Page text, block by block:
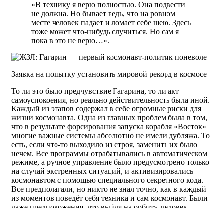
«В технику я верю полностью. Она подвести
не должна. Но бывает ведь, что на ровном
месте человек падает и ломает себе шею. Здесь
тоже может что-нибудь случиться. Но сам я
пока в это не верю…».
Заявка на попытку установить мировой рекорд в космосе
То ли это было предчувствие Гагарина, то ли акт
самоуспокоения, но реально действительность была иной.
Каждый из этапов содержал в себе огромные риски для
жизни космонавта. Одна из главных проблем была в том,
что в результате форсирования запуска корабля «Восток»
многие важные системы абсолютно не имели дубляжа. То
есть, если что-то выходило из строя, заменить их было
нечем. Все программы отрабатывались в автоматическом
режиме, а ручное управление было предусмотрено только
на случай экстренных ситуаций, и активизировались
космонавтом с помощью специального секретного кода.
Все предполагали, но никто не знал точно, как в каждый
из моментов поведёт себя техника и сам космонавт. Были